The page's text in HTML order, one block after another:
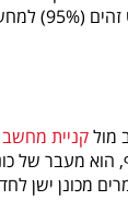
חלקים אלו יכולים לשמש לצורך השלמת הרכבת מחשב חדש, כאשר ביצועי
מולקניית מחשב
הוא מעבר של
מכונן ישן